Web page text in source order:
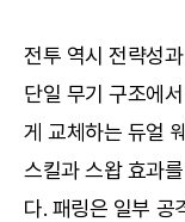
전투 역시 전략성
단일 무기 구조에
게 교체하는 듀얼
스킬과 스왑 효과
다. 패링은 일부 공